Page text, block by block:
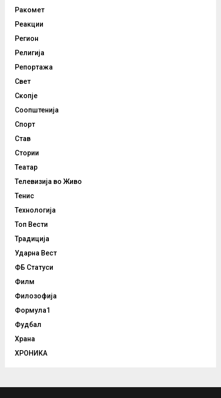
Ракомет
Реакции
Регион
Религија
Репортажа
Свет
Скопје
Соопштенија
Спорт
Став
Стории
Театар
Телевизија во Живо
Тенис
Технологија
Топ Вести
Традиција
Ударна Вест
ФБ Статуси
Филм
Филозофија
Формула1
Фудбал
Храна
ХРОНИКА